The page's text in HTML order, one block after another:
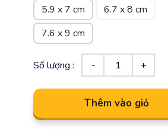
5.9 x 7 cm
6.7 x 8 cm
7.6 x 9 cm
Số lượng :
Thêm vào giỏ